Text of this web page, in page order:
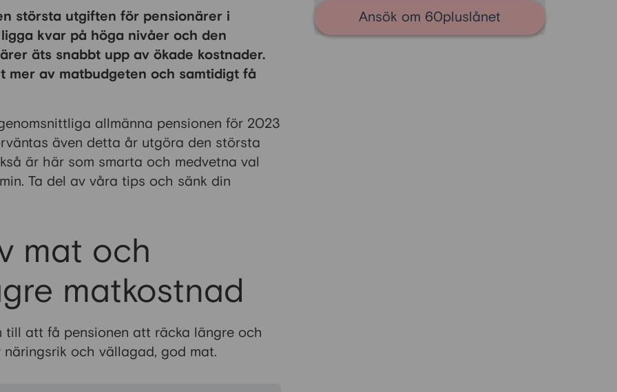
största utgiften för pensionärer i
kvar på höga nivåer och den
äts snabbt upp av ökade kostnader.
mer av matbudgeten och samtidigt få
allmänna pensionen för 2023
även detta år utgöra den största
är här som smarta och medvetna val
Ta del av våra tips och sänk din
mat och
matkostnad
att få pensionen att räcka längre och
och vällagad, god mat.
Ansök om 60pluslånet